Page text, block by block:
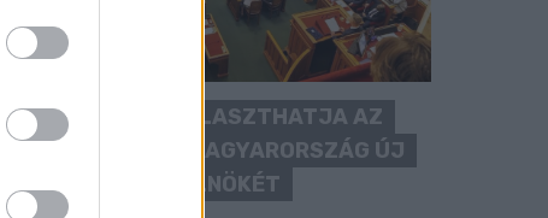
KEDDEN MEGVÁLASZTHATJA AZ
ORSZÁGGYŰLÉS MAGYARORSZÁG ÚJ
KÖZTÁRSASÁGI ELNÖKÉT